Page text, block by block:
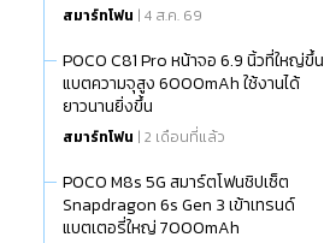
สมาร์ทโฟน | 4 ส.ค. 69
POCO C81 Pro หน้าจอ 6.9 นิ้วที่ใหญ่ขึ้น
แบตความจุสูง 6000mAh ใช้งานได้
ยาวนานยิ่งขึ้น
สมาร์ทโฟน | 2 เดือนที่แล้ว
POCO M8s 5G สมาร์ตโฟนชิปเซ็ต
Snapdragon 6s Gen 3 เข้าเทรนด์
แบตเตอรี่ใหญ่ 7000mAh